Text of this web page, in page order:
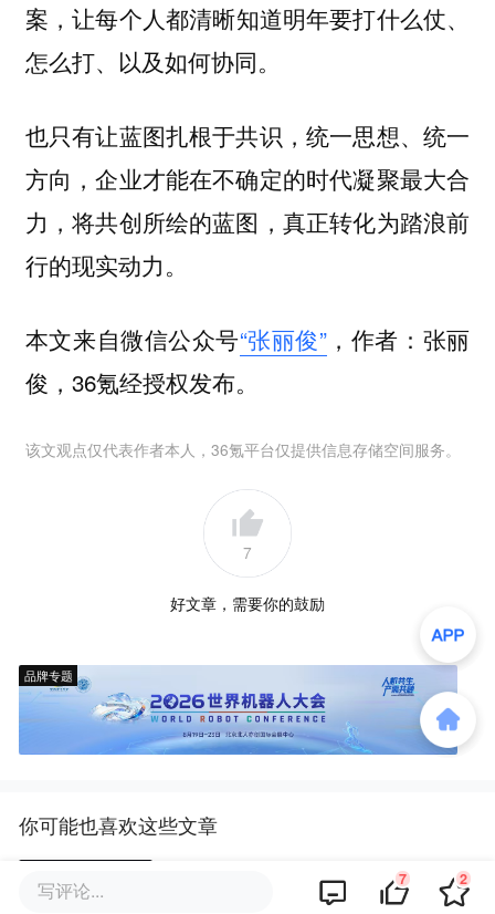
案，让每个人都清晰知道明年要打什么仗、
怎么打、以及如何协同。
也只有让蓝图扎根于共识，统一思想、统一
方向，企业才能在不确定的时代凝聚最大合
力，将共创所绘的蓝图，真正转化为踏浪前
行的现实动力。
本文来自微信公众号“张丽俊”，作者：张丽
俊，36氪经授权发布。
该文观点仅代表作者本人，36氪平台仅提供信息存储空间服务。
7
好文章，需要你的鼓励
品牌专题
你可能也喜欢这些文章
为了精萃WAIC里的海量信息，我
写评论... 7 2